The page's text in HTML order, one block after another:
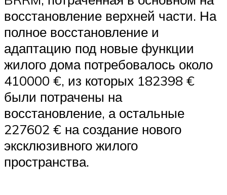
восстановление верхней части. На
полное восстановление и
адаптацию под новые функции
жилого дома потребовалось около
410000 €, из которых 182398 €
были потрачены на
восстановление, а остальные
227602 € на создание нового
эксклюзивного жилого
пространства.